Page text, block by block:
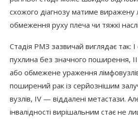
схожого діагнозу матиме виражену
обмеження руху плеча чи тяжкі
Стадія РМЗ зазвичай виглядає так:
пухлина без значного поширення,
або обмежене ураження
поширений рак із серйознішим
вузлів, IV — віддалені метастази.
інвалідності вирішальним стає не